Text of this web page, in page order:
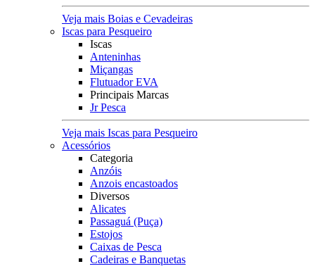
Veja mais Boias e Cevadeiras
Iscas para Pesqueiro
Iscas
Anteninhas
Miçangas
Flutuador EVA
Principais Marcas
Jr Pesca
Veja mais Iscas para Pesqueiro
Acessórios
Categoria
Anzóis
Anzois encastoados
Diversos
Alicates
Passaguá (Puça)
Estojos
Caixas de Pesca
Cadeiras e Banquetas